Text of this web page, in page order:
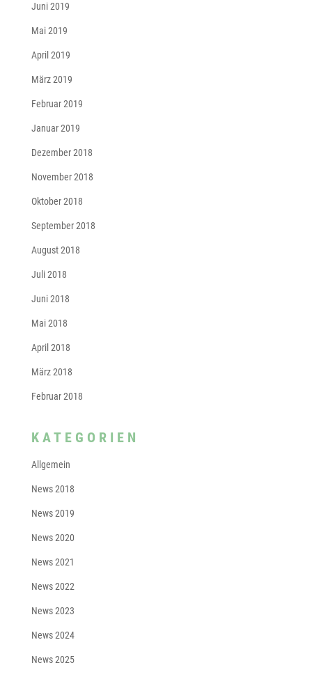
Juni 2019
Mai 2019
April 2019
März 2019
Februar 2019
Januar 2019
Dezember 2018
November 2018
Oktober 2018
September 2018
August 2018
Juli 2018
Juni 2018
Mai 2018
April 2018
März 2018
Februar 2018
KATEGORIEN
Allgemein
News 2018
News 2019
News 2020
News 2021
News 2022
News 2023
News 2024
News 2025